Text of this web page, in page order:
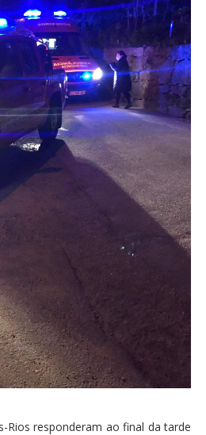
Rios responderam ao final da tarde